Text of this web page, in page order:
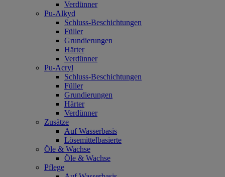
Verdünner
Pu-Alkyd
Schluss-Beschichtungen
Füller
Grundierungen
Härter
Verdünner
Pu-Acryl
Schluss-Beschichtungen
Füller
Grundierungen
Härter
Verdünner
Zusätze
Auf Wasserbasis
Lösemittelbasierte
Öle & Wachse
Öle & Wachse
Pflege